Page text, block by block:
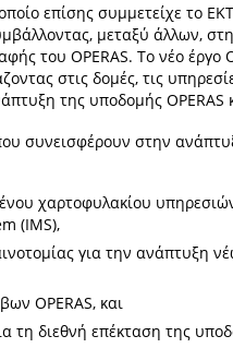
επίσης συμμετείχε το
μεταξύ άλλων,
του OPERAS. Το νέο έργο
στις δομές, τις
της υποδομής OPERAS
συνεισφέρουν στην
χαρτοφυλακίου
(IMS),
για την ανάπτυξη
OPERAS, και
τη διεθνή επέκταση της